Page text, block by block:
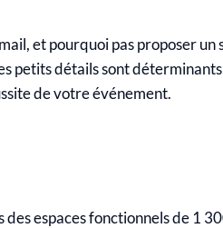
et pourquoi pas proposer un
petits détails sont
de votre événement.
espaces fonctionnels de 1